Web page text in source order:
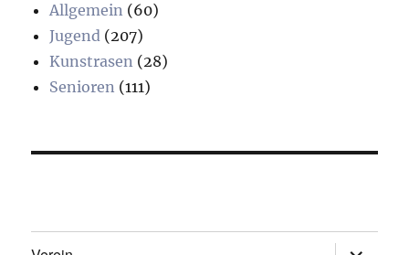
Allgemein (60)
Jugend (207)
Kunstrasen (28)
Senioren (111)